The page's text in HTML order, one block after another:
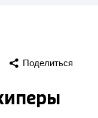
Поделиться